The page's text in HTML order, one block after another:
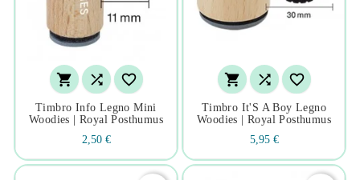
  
Timbro Info Legno Mini
Woodies | Royal Posthumus
2,50 €
  
Timbro It'S A Boy Legno
Woodies | Royal Posthumus
5,95 €